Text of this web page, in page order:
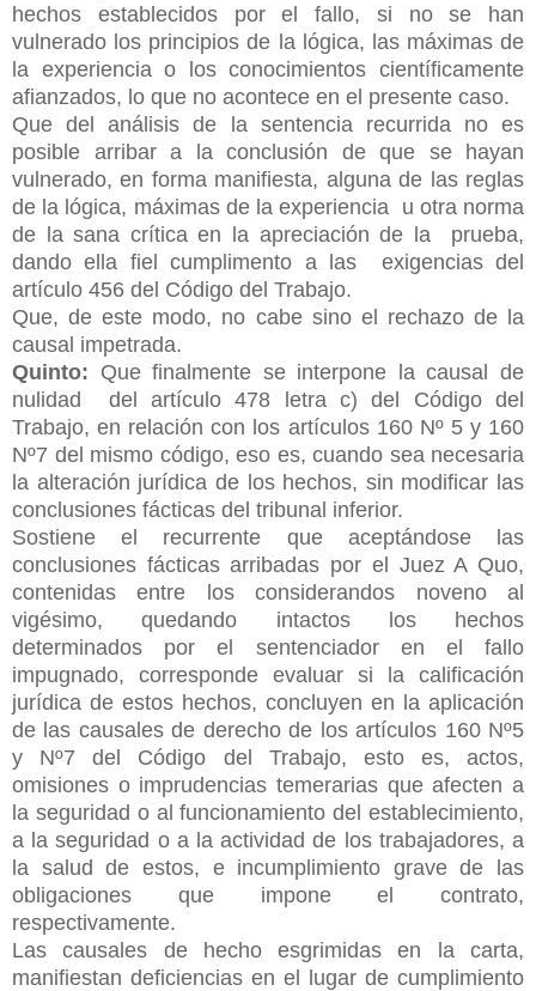
hechos establecidos por el fallo, si no se han
vulnerado los principios de la lógica, las máximas de
la experiencia o los conocimientos científicamente
afianzados, lo que no acontece en el presente caso.
Que del análisis de la sentencia recurrida no es
posible arribar a la conclusión de que se hayan
vulnerado, en forma manifiesta, alguna de las reglas
de la lógica, máximas de la experiencia u otra norma
de la sana crítica en la apreciación de la prueba,
dando ella fiel cumplimento a las exigencias del
artículo 456 del Código del Trabajo.
Que, de este modo, no cabe sino el rechazo de la
causal impetrada.
Quinto: Que finalmente se interpone la causal de
nulidad del artículo478 letra c) del Código del
Trabajo, en relación con los artículos 160 Nº 5 y 160
Nº7 del mismo código, eso es, cuando sea necesaria
la alteración jurídica de los hechos, sin modificar las
conclusiones fácticas del tribunal inferior.
Sostiene el recurrente que aceptándose las
conclusiones fácticas arribadas por el Juez A Quo,
contenidas entre los considerandos noveno al
vigésimo, quedando intactos los hechos
determinados por el sentenciador en el fallo
impugnado, corresponde evaluar si la calificación
jurídica de estos hechos, concluyen en la aplicación
de las causales de derecho de los artículos 160 Nº5
y Nº7 del Código del Trabajo, esto es, actos,
omisiones o imprudencias temerarias que afecten a
la seguridad o al funcionamiento del establecimiento,
a la seguridad o a la actividad de los trabajadores, a
la salud de estos, e incumplimiento grave de las
obligaciones que impone el contrato,
respectivamente.
Las causales de hecho esgrimidas en la carta,
manifiestan deficiencias en el lugar de cumplimiento